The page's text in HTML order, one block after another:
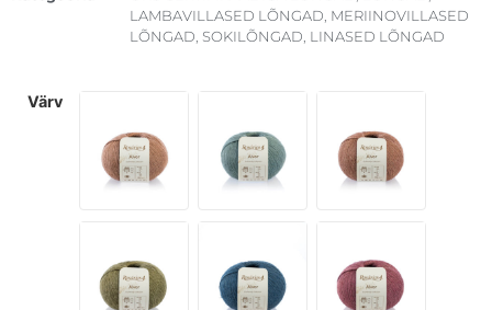
LAMBAVILLASED LÕNGAD MERIINOVILLASED
LÕNGAD SOKILÕNGAD LINASED LÕNGAD
värv